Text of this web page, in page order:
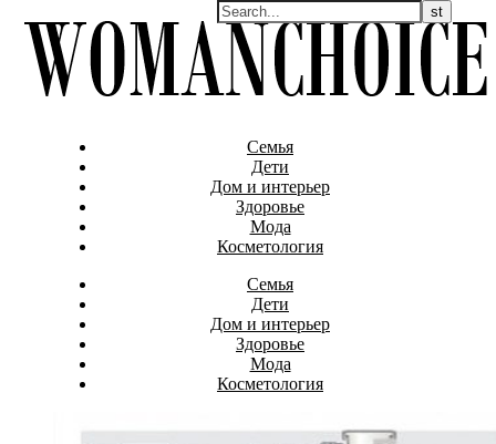
Семья
Дети
Дом и интерьер
Здоровье
Мода
Косметология
Семья
Дети
Дом и интерьер
Здоровье
Мода
Косметология